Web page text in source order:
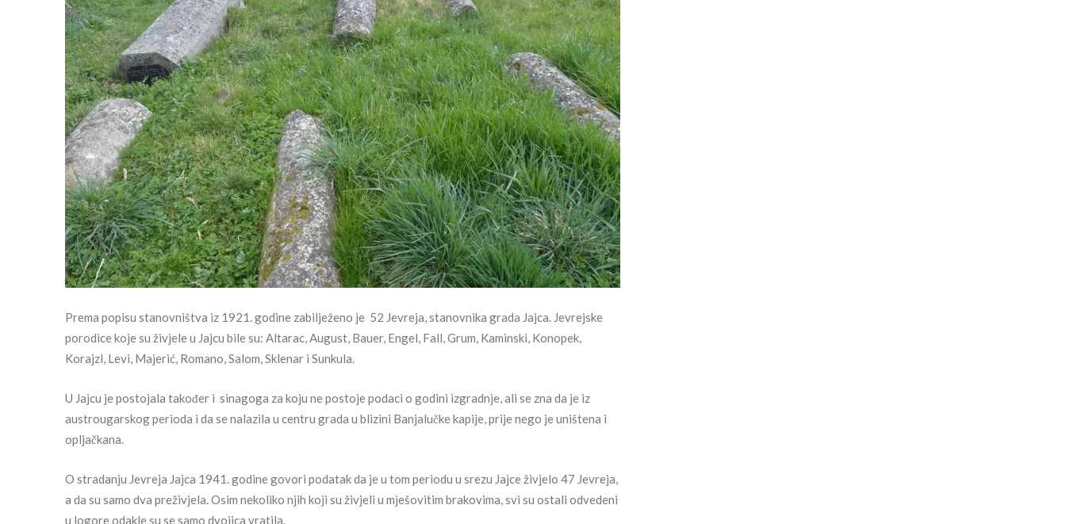
Prema popisu stanovništva iz 1921. godine zabilježeno je 52 Jevreja, stanovnika grada Jajca. Jevrejske
porodice koje su živjele u Jajcu bile su: Altarac, August, Bauer, Engel, Fall, Grum, Kaminski, Konopek,
Korajzl, Levi, Majerić, Romano, Salom, Sklenar i Sunkula.
U Jajcu je postojala također i sinagoga za koju ne postoje podaci o godini izgradnje, ali se zna da je iz
austrougarskog perioda i da se nalazila u centru grada u blizini Banjalučke kapije, prije nego je uništena i
opljačkana.
O stradanju Jevreja Jajca 1941. godine govori podatak da je u tom periodu u srezu Jajce živjelo 47 Jevreja,
a da su samo dva preživjela. Osim nekoliko njih koji su živjeli u mješovitim brakovima, svi su ostali odvedeni
u logore odakle su se samo dvojica vratila.